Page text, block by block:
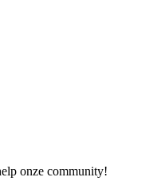
onze community!